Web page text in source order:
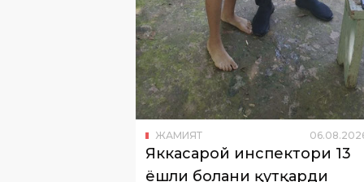
ЖАМИЯТ 06.08 .
Яккасарой инспектори 13
ёшли болани қутқарди
Тошкент шаҳрида Ички ишлар
ходими чўкиб кетаётган 13 ёшли